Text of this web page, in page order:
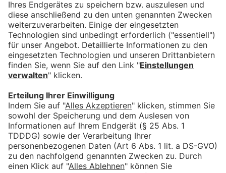
Ein Team, das Spaß macht
Wir sind mehr als Kollegen – wir sind ein Team. Freu dich auf
ein inspirierendes Miteinander, flache Hierarchien und
gemeinsame Events, die den Teamgeist stärken.
Moderne Arbeitswelt
Erlebe ein Arbeitsumfeld, das inspiriert: Von topaktueller
Technik bis hin zu kreativen Büroräumen – bei uns findest du
alles, was du brauchst, um deine Ideen zum Leben zu
erwecken.